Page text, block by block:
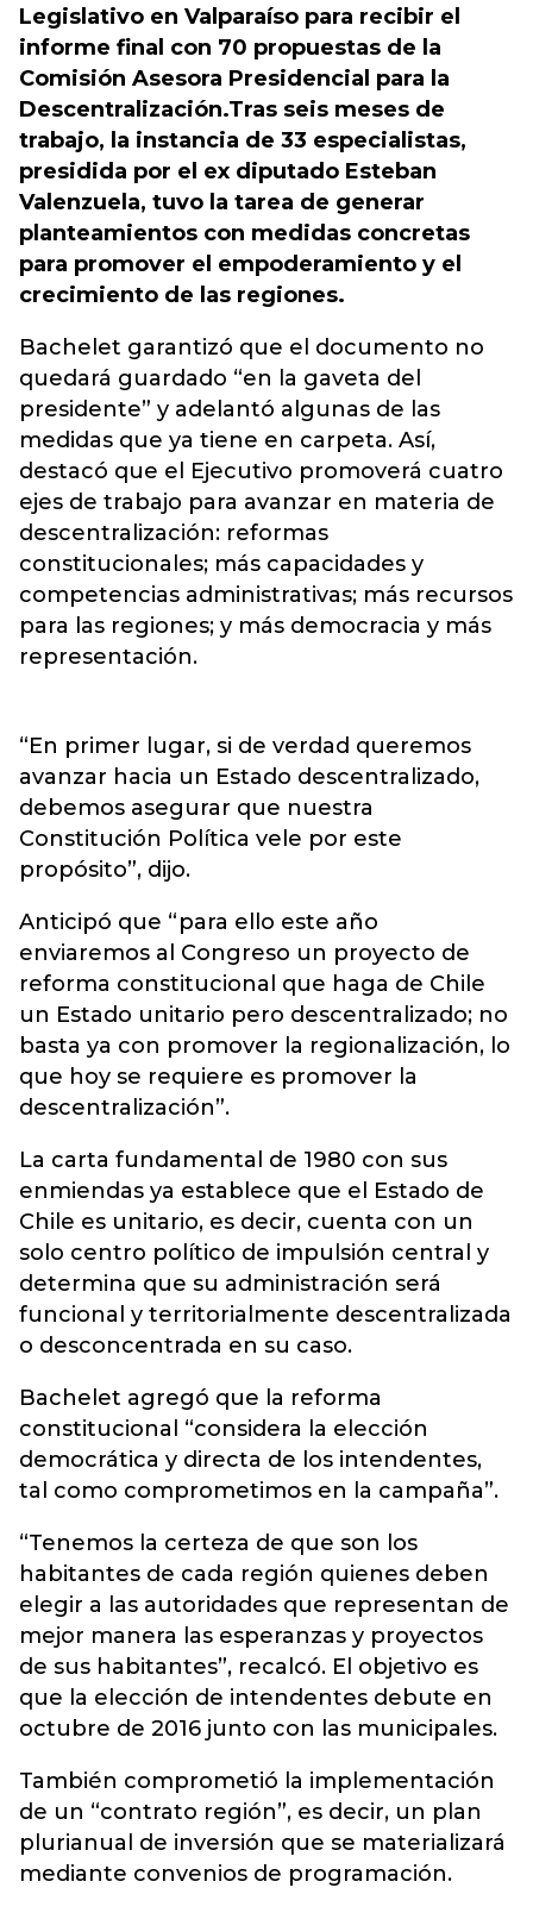
Legislativo en Valparaíso para recibir el
informe final con 70 propuestas de la
Comisión Asesora Presidencial para la
Descentralización.Tras seis meses de
trabajo, la instancia de 33 especialistas,
presidida por el ex diputado Esteban
Valenzuela, tuvo la tarea de generar
planteamientos con medidas concretas
para promover el empoderamiento y el
crecimiento de las regiones.
Bachelet garantizó que el documento no
quedará guardado “en la gaveta del
presidente” y adelantó algunas de las
medidas que ya tiene en carpeta. Así,
destacó que el Ejecutivo promoverá cuatro
ejes de trabajo para avanzar en materia de
descentralización: reformas
constitucionales; más capacidades y
competencias administrativas; más recursos
para las regiones; y más democracia y más
representación.
“En primer lugar, si de verdad queremos
avanzar hacia un Estado descentralizado,
debemos asegurar que nuestra
Constitución Política vele por este
propósito”, dijo.
Anticipó que “para ello este año
enviaremos al Congreso un proyecto de
reforma constitucional que haga de Chile
un Estado unitario pero descentralizado; no
basta ya con promover la regionalización, lo
que hoy se requiere es promover la
descentralización”.
La carta fundamental de 1980 con sus
enmiendas ya establece que el Estado de
Chile es unitario, es decir, cuenta con un
solo centro político de impulsión central y
determina que su administración será
funcional y territorialmente descentralizada
o desconcentrada en su caso.
Bachelet agregó que la reforma
constitucional “considera la elección
democrática y directa de los intendentes,
tal como comprometimos en la campaña”.
“Tenemos la certeza de que son los
habitantes de cada región quienes deben
elegir a las autoridades que representan de
mejor manera las esperanzas y proyectos
de sus habitantes”, recalcó. El objetivo es
que la elección de intendentes debute en
octubre de 2016 junto con las municipales.
También comprometió la implementación
de un “contrato región”, es decir, un plan
plurianual de inversión que se materializará
mediante convenios de programación.